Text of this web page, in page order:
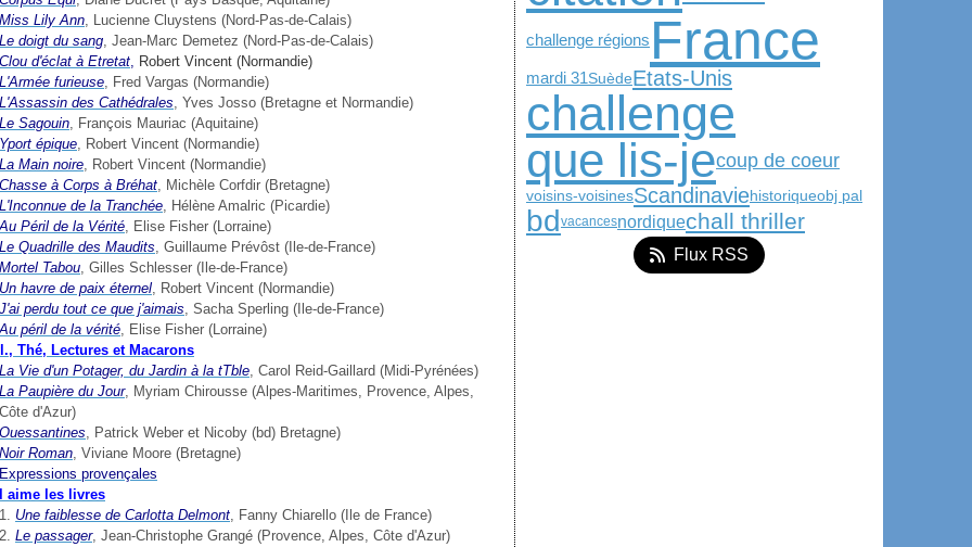
Miss Lily Ann, Lucienne Cluystens (Nord-Pas-de-Calais)
Le doigt du sang, Jean-Marc Demetez (Nord-Pas-de-Calais)
Clou d'éclat à Etretat, Robert Vincent (Normandie)
L'Armée furieuse, Fred Vargas (Normandie)
L'Assassin des Cathédrales, Yves Josso (Bretagne et Normandie)
Le Sagouin, François Mauriac (Aquitaine)
Yport épique, Robert Vincent (Normandie)
La Main noire, Robert Vincent (Normandie)
Chasse à Corps à Bréhat, Michèle Corfdir (Bretagne)
L'Inconnue de la Tranchée, Hélène Amalric (Picardie)
Au Péril de la Vérité, Elise Fisher (Lorraine)
Le Quadrille des Maudits, Guillaume Prévôst (Ile-de-France)
Mortel Tabou, Gilles Schlesser (Ile-de-France)
Un havre de paix éternel, Robert Vincent (Normandie)
J'ai perdu tout ce que j'aimais, Sacha Sperling (Ile-de-France)
Au péril de la vérité, Elise Fisher (Lorraine)
Thé, Lectures et Macarons
La Vie d'un Potager, du Jardin à la tTble, Carol Reid-Gaillard (Midi-Pyrénées)
La Paupière du Jour, Myriam Chirousse (Alpes-Maritimes, Provence, Alpes,
Côte d'Azur)
Ouessantines, Patrick Weber et Nicoby (bd) Bretagne)
Noir Roman, Viviane Moore (Bretagne)
Expressions provençales
aime les livres
Une faiblesse de Carlotta Delmont, Fanny Chiarello (Ile de France)
Le passager, Jean-Christophe Grangé (Provence, Alpes, Côte d'Azur)
challenge régions France
mardi 31SuèdeEtats-Unis
challenge
que lis-jecoup de coeur
voisins-voisinesScandinaviehistoriqueobj pal
bdvacancesnordiquechall thriller
Flux RSS